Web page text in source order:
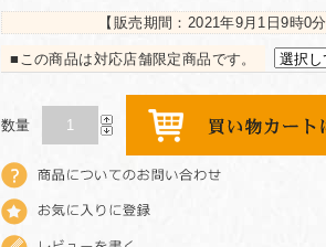
【販売期間： 2021年9月1日9時0分
■この商品は対応店舗限定商品です。
数量